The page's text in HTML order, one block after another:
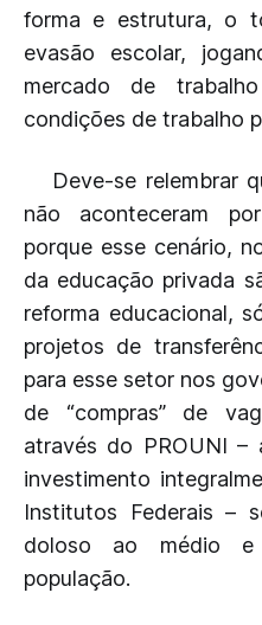
forma e estrutura, o
evasão escolar,
mercado de
condições de trabalho
Deve-se relembrar
não aconteceram
porque esse cenário,
da educação privada
reforma educacional,
projetos de
para esse setor nos
de “compras” de
através do PROUNI –
investimento
Institutos Federais –
doloso ao médio
população.